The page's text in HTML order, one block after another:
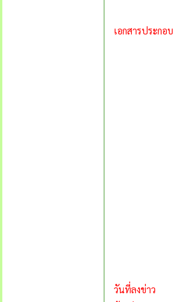
เอกสารประกอบ
วันที่ลงข่าว